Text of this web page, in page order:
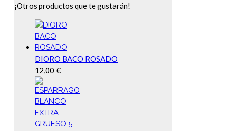
¡Otros productos que te gustarán!
DIORO BACO ROSADO
12,00 €